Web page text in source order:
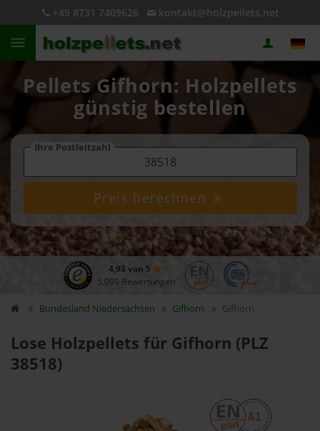
+49 8731 7409626 kontakt@holzpellets.net
Pellets Gifhorn: Holzpellets
günstig bestellen
Ihre Postleitzahl
Preis berechnen
4,93 von 5
5.090 Bewertungen
Bundesland Niedersachsen Gifhorn Gifhorn
Lose Holzpellets für Gifhorn (PLZ
38518)